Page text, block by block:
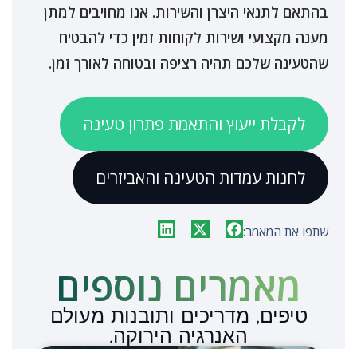
בהתאם לתנאי היצרן והשירות. אנו מחויבים למתן
מענה מקצועי ושירות לקוחות זמין כדי להבטיח
שהטעינה שלכם תהיה רציפה ובטוחה לאורך זמן.
לקבלת ייעוץ והתאמת פתרון טעינה
לחנות עמדות הטעינה והאביזרים
שתפו את המאמר:
מאמרים נוספים​
טיפים, מדריכים ותובנות מעולם
האנרגיה הירוקה.